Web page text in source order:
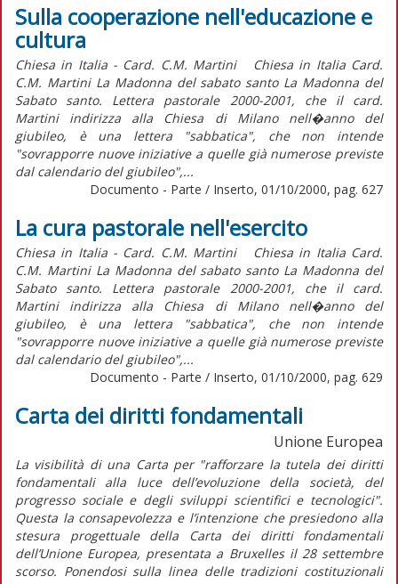
Sulla cooperazione nell'educazione e
cultura
Chiesa in Italia - Card. C.M. Martini Chiesa in Italia Card.
C.M. Martini La Madonna del sabato santo La Madonna del
Sabato santo. Lettera pastorale 2000-2001, che il card.
Martini indirizza alla Chiesa di Milano nell�anno del
giubileo, è una lettera "sabbatica", che non intende
"sovrapporre nuove iniziative a quelle già numerose previste
dal calendario del giubileo",...
Documento - Parte / Inserto, 01/10/2000, pag. 627
La cura pastorale nell'esercito
Chiesa in Italia - Card. C.M. Martini Chiesa in Italia Card.
C.M. Martini La Madonna del sabato santo La Madonna del
Sabato santo. Lettera pastorale 2000-2001, che il card.
Martini indirizza alla Chiesa di Milano nell�anno del
giubileo, è una lettera "sabbatica", che non intende
"sovrapporre nuove iniziative a quelle già numerose previste
dal calendario del giubileo",...
Documento - Parte / Inserto, 01/10/2000, pag. 629
Carta dei diritti fondamentali
Unione Europea
La visibilità di una Carta per "rafforzare la tutela dei diritti
fondamentali alla luce dell’evoluzione della società, del
progresso sociale e degli sviluppi scientifici e tecnologici".
Questa la consapevolezza e l’intenzione che presiedono alla
stesura progettuale della Carta dei diritti fondamentali
dell’Unione Europea, presentata a Bruxelles il 28 settembre
scorso. Ponendosi sulla linea delle tradizioni costituzionali